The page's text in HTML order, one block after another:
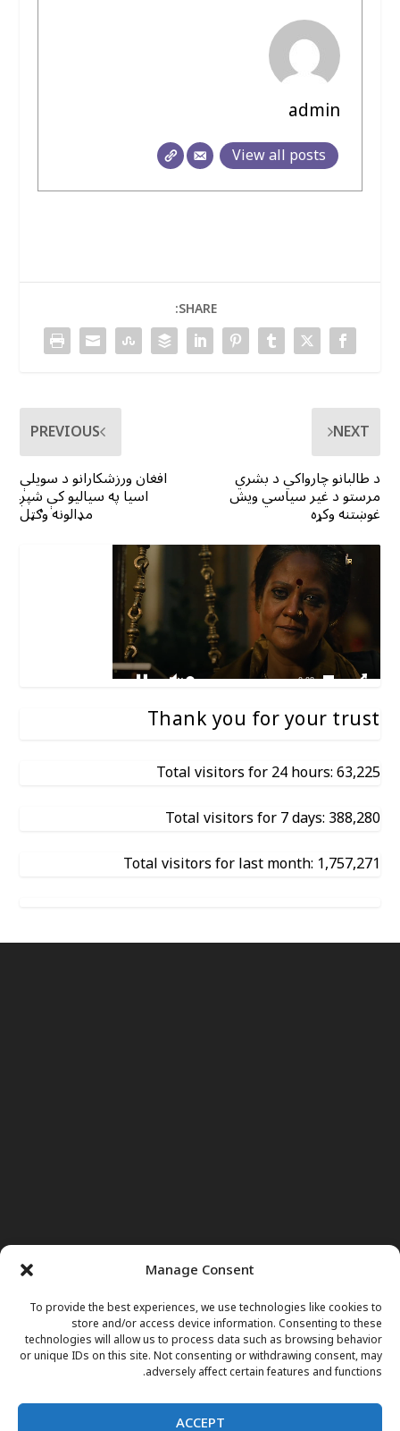
Manage Consent
To provide the best experiences, we use technologies like cookies to
store and/or access device information. Consenting to these
technologies will allow us to process data such as browsing behavior
or unique IDs on this site. Not consenting or withdrawing consent, may
adversely affect certain features and functions.
ACCEPT
admin
View all posts
SHARE:
PREVIOUS
افغان ورزشکارانو د سویلې
اسیا په سیالیو کې شپږ
مډالونه وګټل
NEXT
د طالبانو چارواکي د بشري
مرستو د غیر سیاسي ویش
غوښتنه وکړه
Thank you for your trust
Total visitors for 24 hours: 63,225
Total visitors for 7 days: 388,280
Total visitors for last month: 1,757,271